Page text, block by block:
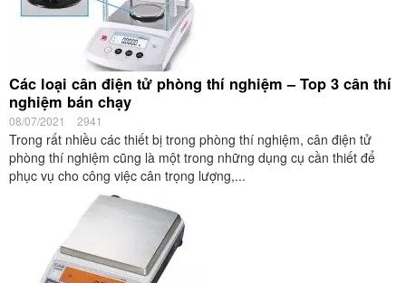
Các loại cân điện tử phòng thí nghiệm – Top 3 cân thí
nghiệm bán chạy
08/07/2021 2941
Trong rất nhiều các thiết bị trong phòng thí nghiệm, cân điện tử
phòng thí nghiệm cũng là một trong những dụng cụ cần thiết để
phục vụ cho công việc cân trọng lượng,...